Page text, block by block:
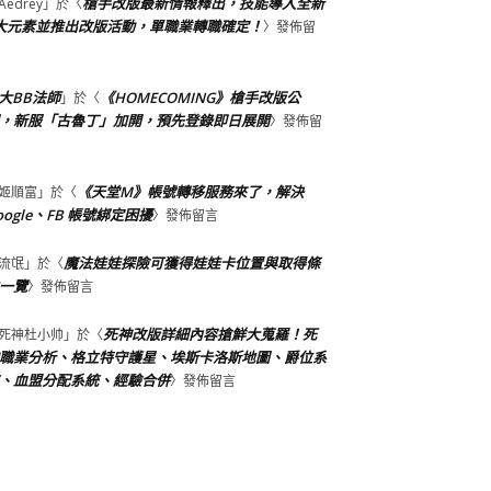
」於〈
元素並推出改版活動，單職業轉職確定！〉發佈留
BB法師」於〈 《HOMECOMING》槍手改版公
新服「古魯丁」加開，預先登錄即日展開〉發佈留
順富 」於〈 《天堂M》帳號轉移服務來了，解決
、FB 帳號綁定困擾〉發佈留言
氓」於〈魔法娃娃探險可獲得娃娃卡位置與取得條
覽〉發佈留言
神杜小帅 」於〈死神改版詳細內容搶鮮大蒐羅！死
業分析、格立特守護星、埃斯卡洛斯地圖、爵位系
血盟分配系統、經驗合併〉發佈留言